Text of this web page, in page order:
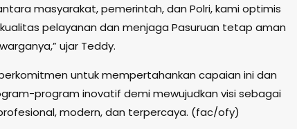
masyarakat, pemerintah, dan Polri, kami optimis
pelayanan dan menjaga Pasuruan tetap aman
ujar Teddy.
untuk mempertahankan capaian ini dan
program inovatif demi mewujudkan visi sebagai
modern, dan terpercaya. (fac/ofy)